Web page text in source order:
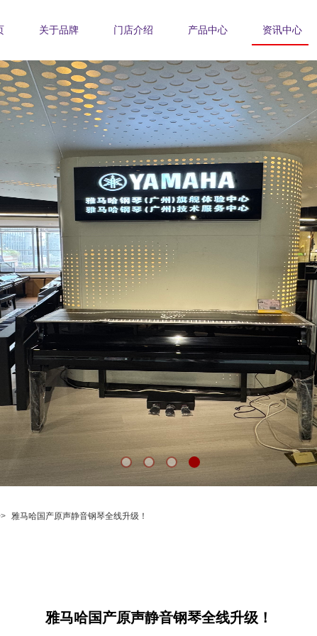
关于品牌 门店介绍 产品中心 资讯中心
雅马哈国产原声静音钢琴全线升级！
雅马哈国产原声静音钢琴全线升级！